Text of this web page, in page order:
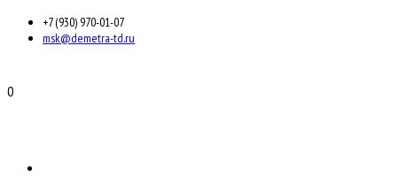
+7 (930) 970-01-07
msk@demetra-td.ru
0